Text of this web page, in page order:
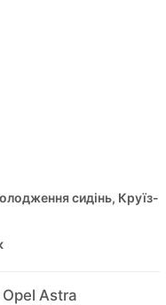
сидінь, Круїз-
Astra